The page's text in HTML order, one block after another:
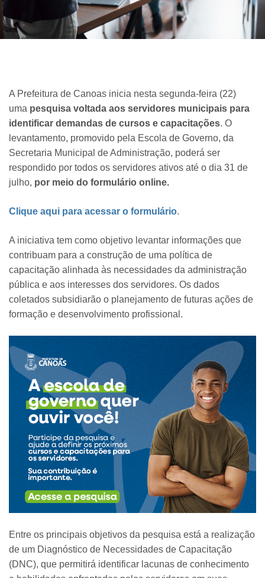
A Prefeitura de Canoas inicia nesta segunda-feira (22)
uma pesquisa voltada aos servidores municipais para
identificar demandas de cursos e capacitações. O
levantamento, promovido pela Escola de Governo, da
Secretaria Municipal de Administração, poderá ser
respondido por todos os servidores ativos até o dia 31 de
julho, por meio do formulário online.
Clique aqui para acessar o formulário.
A iniciativa tem como objetivo levantar informações que
contribuam para a construção de uma política de
capacitação alinhada às necessidades da administração
pública e aos interesses dos servidores. Os dados
coletados subsidiarão o planejamento de futuras ações de
formação e desenvolvimento profissional.
Entre os principais objetivos da pesquisa está a realização
de um Diagnóstico de Necessidades de Capacitação
(DNC), que permitirá identificar lacunas de conhecimento